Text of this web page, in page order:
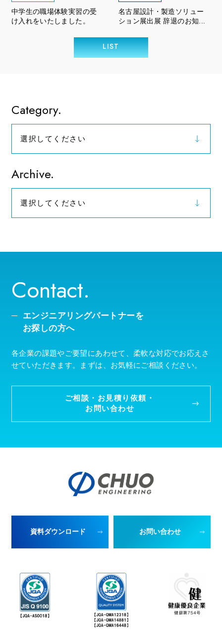
中学生の職場体験実習の受
け入れをいたしました。
名古屋設計・製造ソリュー
ション展出展 辞退のお知...
LIST
Category.
選択してください
お知らせ
Archive.
選択してください
Contact.
エンジニアリングパートナーを
お探しの方へ
各企業の課題やご要望にあわせて、柔軟な対応でお応えさ
せていただきます。まずは、お気軽にご相談ください。
ご相談・お見積り依頼・
お問い合わせ
資料ダウンロード お問い合わせ